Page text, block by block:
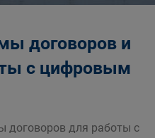
договоров и
с цифровым
договоров для работы с